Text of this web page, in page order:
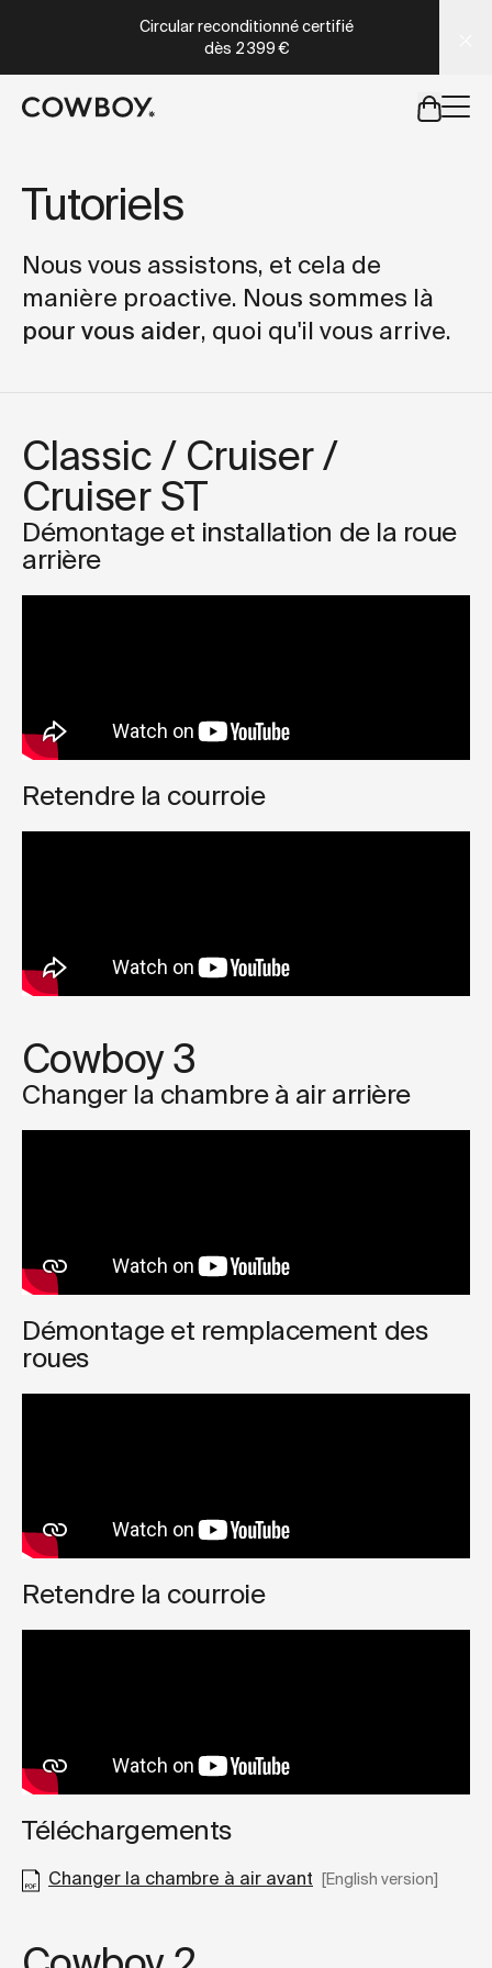
Circular reconditionné certifié
dès 2 399 €
Tutoriels
Nous vous assistons, et cela de
manière proactive. Nous sommes là
pour vous aider, quoi qu'il vous arrive.
Classic / Cruiser /
Cruiser ST
Démontage et installation de la roue
arrière
Retendre la courroie
Cowboy 3
Changer la chambre à air arrière
Démontage et remplacement des
roues
Retendre la courroie
Téléchargements
Changer la chambre à air avant [English version]